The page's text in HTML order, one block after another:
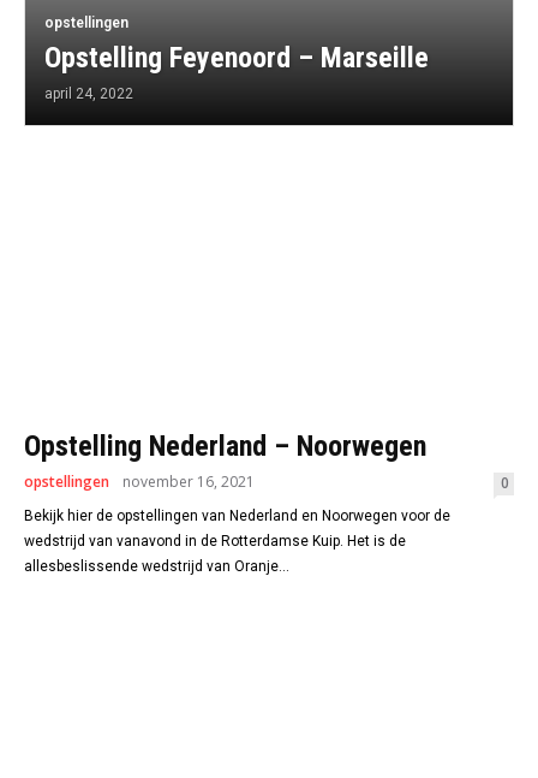
opstellingen
Opstelling Feyenoord – Marseille
april 24, 2022
Opstelling Nederland – Noorwegen
opstellingen november 16, 2021 0
Bekijk hier de opstellingen van Nederland en Noorwegen voor de
wedstrijd van vanavond in de Rotterdamse Kuip. Het is de
allesbeslissende wedstrijd van Oranje...